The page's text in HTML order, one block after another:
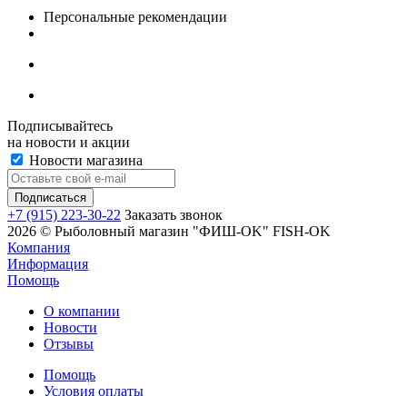
Персональные рекомендации
Подписывайтесь
на новости и акции
Новости магазина
+7 (915) 223-30-22 Заказать звонок
2026 © Рыболовный магазин "ФИШ-OK" FISH-OK
Компания
Информация
Помощь
О компании
Новости
Отзывы
Помощь
Условия оплаты